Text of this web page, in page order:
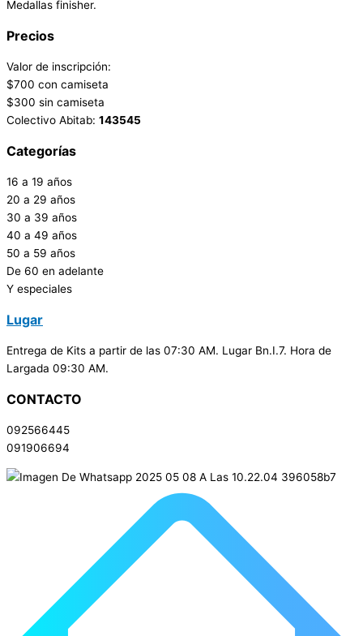
Medallas finisher.
Precios
Valor de inscripción:
$700 con camiseta
$300 sin camiseta
Colectivo Abitab: 143545
Categorías
16 a 19 años
20 a 29 años
30 a 39 años
40 a 49 años
50 a 59 años
De 60 en adelante
Y especiales
Lugar
Entrega de Kits a partir de las 07:30 AM. Lugar Bn.I.7. Hora de
Largada 09:30 AM.
CONTACTO
092566445
091906694